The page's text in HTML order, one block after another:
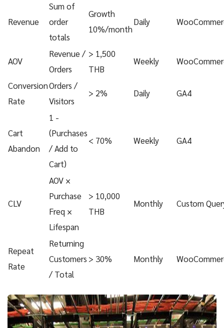
Revenue
Sum of
order
totals
Growth
10%/month
Daily
AOV
Revenue /
Orders
> 1,500
THB
Weekly
Conversion
Rate
Orders /
Visitors
> 2% Daily GA4
Cart
Abandon
1 -
(Purchases
/ Add to
Cart)
< 70% Weekly GA4
CLV
AOV ×
Purchase
Freq ×
Lifespan
> 10,000
THB
Monthly Custom
Repeat
Rate
Returning
Customers
/ Total
> 30% Monthly